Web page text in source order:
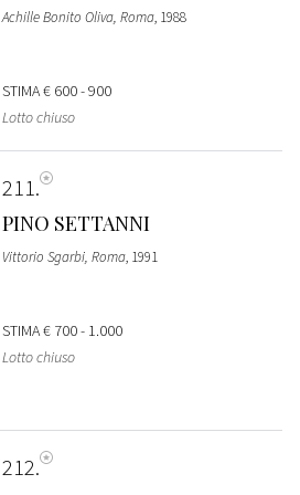
Achille Bonito Oliva, Roma, 1988
STIMA€ 600 - 900
Lotto chiuso
211
PINO SETTANNI
Vittorio Sgarbi, Roma, 1991
STIMA€ 700 - 1.000
Lotto chiuso
212